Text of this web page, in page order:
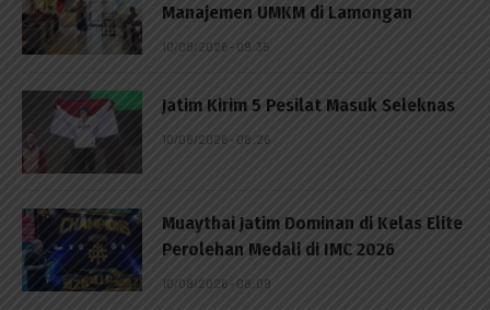
Manajemen UMKM di Lamongan
10/08/2026 - 09:35
Jatim Kirim 5 Pesilat Masuk Seleknas
10/08/2026 - 08:26
Muaythai Jatim Dominan di Kelas Elite
Perolehan Medali di IMC 2026
10/08/2026 - 08:09